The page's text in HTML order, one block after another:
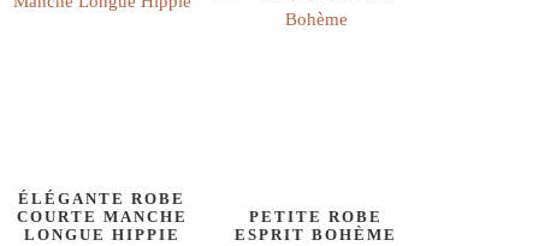
ÉLÉGANTE ROBE
COURTE MANCHE
LONGUE HIPPIE
PETITE ROBE
ESPRIT BOHÈME